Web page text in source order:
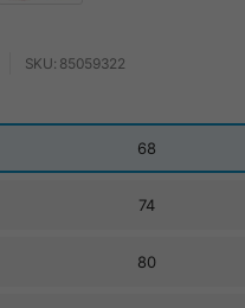
SKU: 85059322
68
74
80